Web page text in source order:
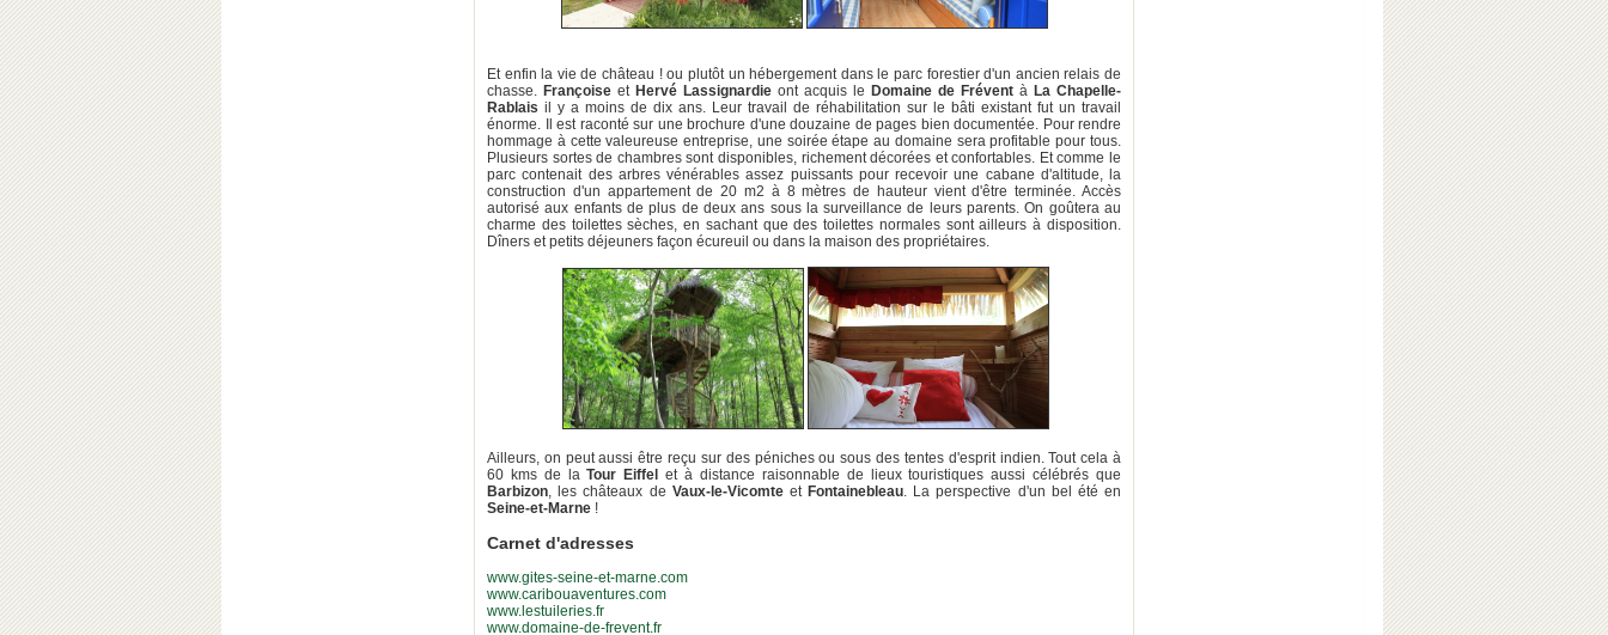
Et enfin la vie de château ! ou plutôt un hébergement dans le parc forestier d'un ancien relais de
chasse. Françoise et Hervé Lassignardie ont acquis le Domaine de Frévent à La Chapelle-
Rablais il y a moins de dix ans. Leur travail de réhabilitation sur le bâti existant fut un travail
énorme. Il est raconté sur une brochure d'une douzaine de pages bien documentée. Pour rendre
hommage à cette valeureuse entreprise, une soirée étape au domaine sera profitable pour tous.
Plusieurs sortes de chambres sont disponibles, richement décorées et confortables. Et comme le
parc contenait des arbres vénérables assez puissants pour recevoir une cabane d'altitude, la
construction d'un appartement de 20 m2 à 8 mètres de hauteur vient d'être terminée. Accès
autorisé aux enfants de plus de deux ans sous la surveillance de leurs parents. On goûtera au
charme des toilettes sèches, en sachant que des toilettes normales sont ailleurs à disposition.
Dîners et petits déjeuners façon écureuil ou dans la maison des propriétaires.
Ailleurs, on peut aussi être reçu sur des péniches ou sous des tentes d'esprit indien. Tout cela à
60 kms de laTour Eiffel
et à distance raisonnable de lieux touristiques aussi célébrés que
Barbizon, les châteaux de Vaux-le-Vicomteet Fontainebleau. La perspective d'un bel été en
Seine-et-Marne !
Carnet d'adresses
www.gites-seine-et-marne.com
www.caribouaventures.com
www.lestuileries.fr
www.domaine-de-frevent.fr